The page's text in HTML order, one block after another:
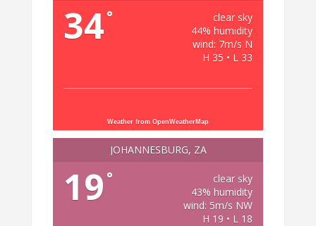
34°
clear sky
44% humidity
wind: 7m/s N
H 35 • L 33
Weather from OpenWeatherMap
JOHANNESBURG, ZA
19 °
clear sky
43% humidity
wind: 5m/s NW
H 19 • L 18